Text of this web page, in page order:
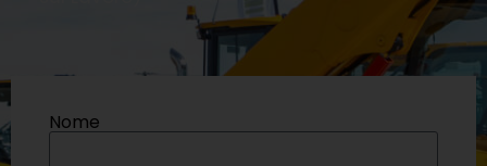
Nome